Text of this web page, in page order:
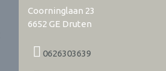
Coorninglaan 23
6652 GE Druten
0626303639